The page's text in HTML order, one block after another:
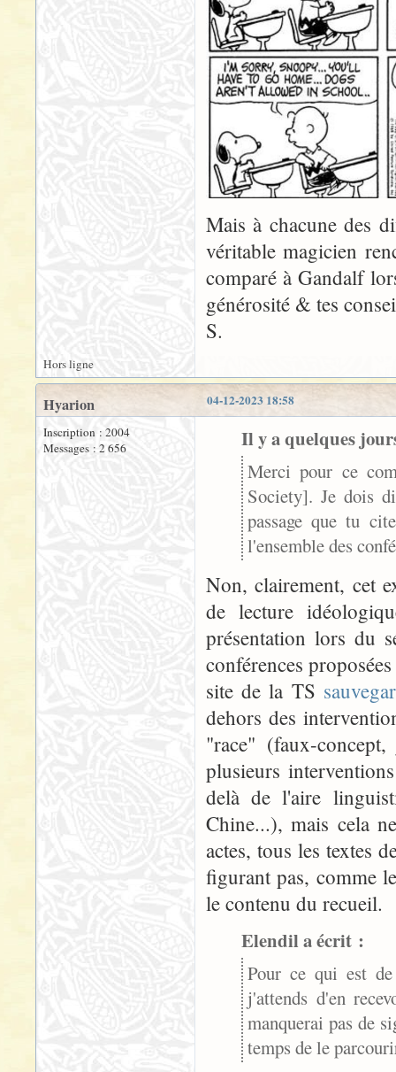
Mais à chacune des
véritable magicien
comparé à Gandalf
générosité & tes
S.
Hors ligne
04-12-2023 18:58
Hyarion
Inscription : 2004
Messages : 2 656
Il y a quelques
Merci pour ce
Society]. Je dois
passage que tu
l'ensemble des
Non, clairement, cet
de lecture
présentation lors du
conférences
site de la TS
dehors des
"race" (faux-
plusieurs
delà de l'aire
Chine...), mais cela
actes, tous les textes
figurant pas, comme
le contenu du recueil.
Elendil a écrit :
Pour ce qui est
j'attends d'en
manquerai pas de
temps de le